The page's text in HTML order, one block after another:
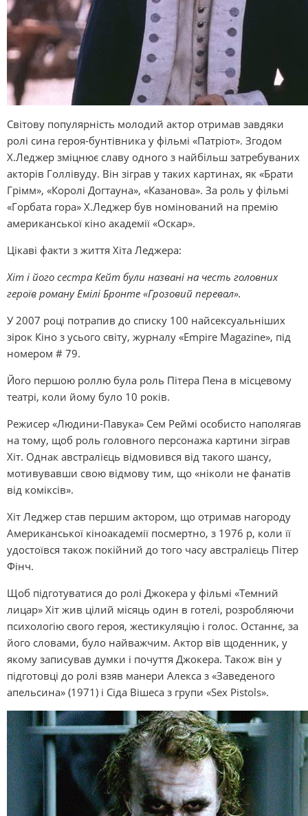
Світову популярність молодий актор отримав завдяки
ролі сина героя-бунтівника у фільмі «Патріот». Згодом
Х.Леджер зміцнює славу одного з найбільш затребуваних
акторів Голлівуду. Він зіграв у таких картинах, як «Брати
Грімм», «Королі Догтауна», «Казанова». За роль у фільмі
«Горбата гора» Х.Леджер був номінований на премію
американської кіно академії «Оскар».
Цікаві факти з життя Хіта Леджера:
Хіт і його сестра Кейт були названі на честь головних
героїв роману Емілі Бронте «Грозовий перевал».
У 2007 році потрапив до списку 100 найсексуальніших
зірок Кіно з усього світу, журналу «Empire Magazine», під
номером # 79.
Його першою роллю була роль Пітера Пена в місцевому
театрі, коли йому було 10 років.
Режисер «Людини-Павука» Сем Реймі особисто наполягав
на тому, щоб роль головного персонажа картини зіграв
Хіт. Однак австралієць відмовився від такого шансу,
мотивувавши свою відмову тим, що «ніколи не фанатів
від коміксів».
Хіт Леджер став першим актором, що отримав нагороду
Американської кіноакадемії посмертно, з 1976 р, коли її
удостоївся також покійний до того часу австралієць Пітер
Фінч.
Щоб підготуватися до ролі Джокера у фільмі «Темний
лицар» Хіт жив цілий місяць один в готелі, розробляючи
психологію свого героя, жестикуляцію і голос. Останнє, за
його словами, було найважчим. Актор вів щоденник, у
якому записував думки і почуття Джокера. Також він у
підготовці до ролі взяв манери Алекса з «Заведеного
апельсина» (1971) і Сіда Вішеса з групи «Sex Pistols».